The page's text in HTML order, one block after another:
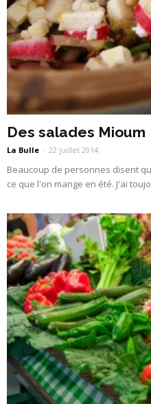
Des salades Mioum
La Bulle - 22 juillet 2014
Beaucoup de personnes disent
ce que l'on mange en été. J'ai